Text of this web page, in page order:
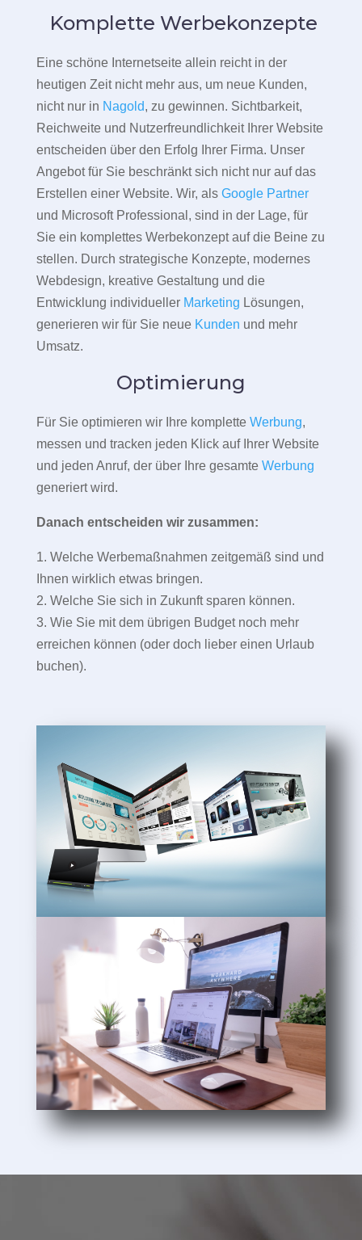
Komplette Werbekonzepte
Eine schöne Internetseite allein reicht in der
heutigen Zeit nicht mehr aus, um neue Kunden,
nicht nur in Nagold, zu gewinnen. Sichtbarkeit,
Reichweite und Nutzerfreundlichkeit Ihrer Website
entscheiden über den Erfolg Ihrer Firma. Unser
Angebot für Sie beschränkt sich nicht nur auf das
Erstellen einer Website. Wir, als Google Partner
und Microsoft Professional, sind in der Lage, für
Sie ein komplettes Werbekonzept auf die Beine zu
stellen. Durch strategische Konzepte, modernes
Webdesign, kreative Gestaltung und die
Entwicklung individueller Marketing Lösungen,
generieren wir für Sie neue Kunden und mehr
Umsatz.
Optimierung
Für Sie optimieren wir Ihre komplette Werbung,
messen und tracken jeden Klick auf Ihrer Website
und jeden Anruf, der über Ihre gesamte Werbung
generiert wird.
Danach entscheiden wir zusammen:
1. Welche Werbemaßnahmen zeitgemäß sind und
Ihnen wirklich etwas bringen.
2. Welche Sie sich in Zukunft sparen können.
3. Wie Sie mit dem übrigen Budget noch mehr
erreichen können (oder doch lieber einen Urlaub
buchen).